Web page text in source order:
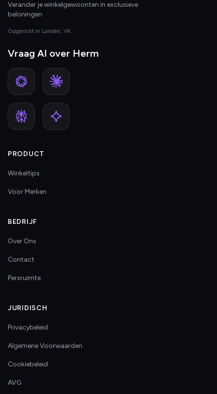
Verander je winkelgewoonten in exclusieve
beloningen
Opgericht in Londen, VK
Vraag AI over Herm
PRODUCT
Winkeltips
Voor Merken
BEDRIJF
Over Ons
Contact
Persruimte
JURIDISCH
Privacybeleid
Algemene Voorwaarden
Cookiebeleid
AVG